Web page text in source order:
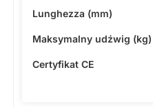
Lunghezza (mm)
Maksymalny udźwig (kg)
Certyfikat CE